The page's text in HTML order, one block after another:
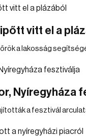
vitt el a
a lakosság
Nyíregyháza
a fesztivál